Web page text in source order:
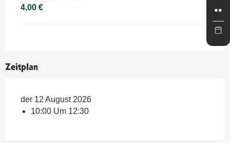
4,00 €
Zeitplan
der 12 August 2026
10:00 Um 12:30